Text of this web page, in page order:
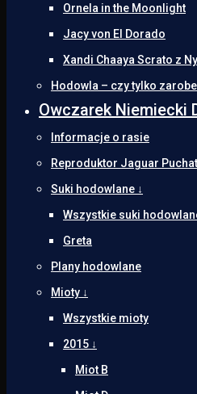
Ornela in the Moonlight
Jacy von El Dorado
Xandi Chaaya Scrato z
Hodowla – czy tylko
Owczarek Niemiecki
Informacje o rasie
Reproduktor Jaguar
Suki hodowlane ↓
Wszystkie suki
Greta
Plany hodowlane
Mioty ↓
Wszystkie mioty
2015 ↓
Miot B